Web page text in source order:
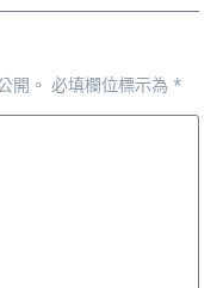
開。 必填欄位標示為 *